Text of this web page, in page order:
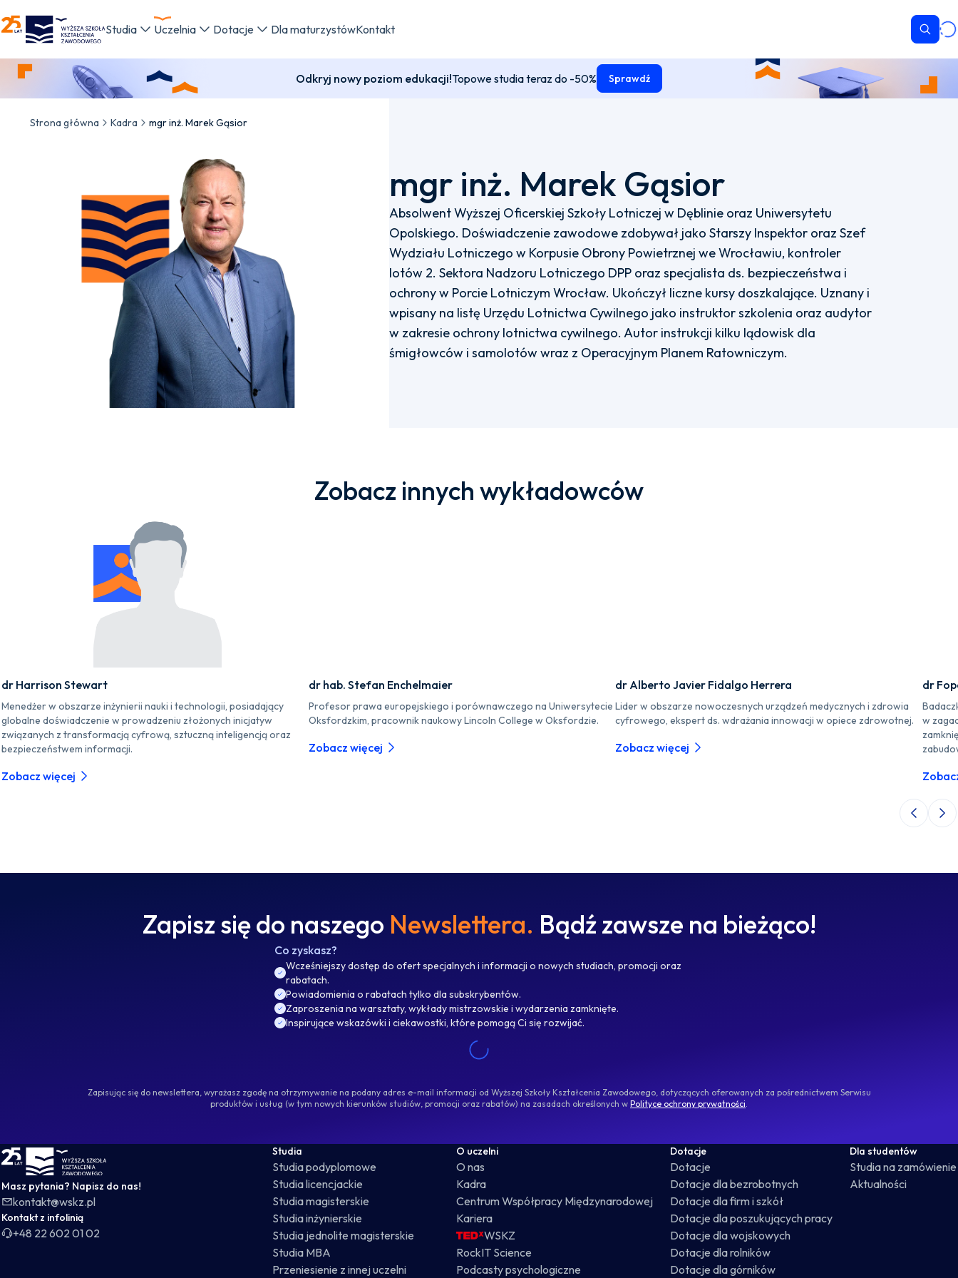
WSKZ - strona główna
Studia Uczelnia Dotacje Dla maturzystówKontakt
Odkryj nowy poziom edukacji!Topowe studia teraz do -50% Sprawdź
Strona główna Kadra mgr inż. Marek Gąsior
mgr inż. Marek Gąsior
Absolwent Wyższej Oficerskiej Szkoły Lotniczej w Dęblinie oraz Uniwersytetu
Opolskiego. Doświadczenie zawodowe zdobywał jako Starszy Inspektor oraz Szef
Wydziału Lotniczego w Korpusie Obrony Powietrznej we Wrocławiu, kontroler
lotów 2. Sektora Nadzoru Lotniczego DPP oraz specjalista ds. bezpieczeństwa i
ochrony w Porcie Lotniczym Wrocław. Ukończył liczne kursy doszkalające. Uznany i
wpisany na listę Urzędu Lotnictwa Cywilnego jako instruktor szkolenia oraz audytor
w zakresie ochrony lotnictwa cywilnego. Autor instrukcji kilku lądowisk dla
śmigłowców i samolotów wraz z Operacyjnym Planem Ratowniczym.
Zobacz innych wykładowców
dr Harrison Stewart
Menedżer w obszarze inżynierii nauki i technologii, posiadający
globalne doświadczenie w prowadzeniu złożonych inicjatyw
związanych z transformacją cyfrową, sztuczną inteligencją oraz
bezpieczeństwem informacji.
Zobacz więcej
dr hab. Stefan Enchelmaier
Profesor prawa europejskiego i porównawczego na Uniwersytecie
Oksfordzkim, pracownik naukowy Lincoln College w Oksfordzie.
Zobacz więcej
dr Alberto Javier Fidalgo Herrera
Lider w obszarze nowoczesnych urządzeń medycznych i zdrowia
cyfrowego, ekspert ds. wdrażania innowacji w opiece zdrowotnej.
Zobacz więcej
dr
w
Poprzedni
Zapisz się do naszego Newslettera. Bądź zawsze na bieżąco!
Co zyskasz?
Wcześniejszy dostęp do ofert specjalnych i informacji o nowych studiach, promocji oraz
rabatach.
Powiadomienia o rabatach tylko dla subskrybentów.
Zaproszenia na warsztaty, wykłady mistrzowskie i wydarzenia zamknięte.
Inspirujące wskazówki i ciekawostki, które pomogą Ci się rozwijać.
Zapisując się do newslettera, wyrażasz zgodę na otrzymywanie na podany adres e-mail informacji od Wyższej Szkoły Kształcenia Zawodowego, dotyczących oferowanych za pośrednictwem Serwisu
produktów i usług (w tym nowych kierunków studiów, promocji oraz rabatów) na zasadach określonych w Polityce ochrony prywatności.
WSKZ - strona główna
Masz pytania? Napisz do nas!
kontakt@wskz.pl
Kontakt z infolinią
+48 22 602 01 02
Studia
Studia podyplomowe
Studia licencjackie
Studia magisterskie
Studia inżynierskie
Studia jednolite magisterskie
Studia MBA
Przeniesienie z innej uczelni
O uczelni
O nas
Kadra
Centrum Współpracy Międzynarodowej
Kariera
WSKZ
RockIT Science
Podcasty psychologiczne
Dotacje
Dotacje
Dotacje dla bezrobotnych
Dotacje dla firm i szkół
Dotacje dla poszukujących pracy
Dotacje dla wojskowych
Dotacje dla rolników
Dotacje dla górników
Dla studentów
Studia na zamówienie
Aktualności